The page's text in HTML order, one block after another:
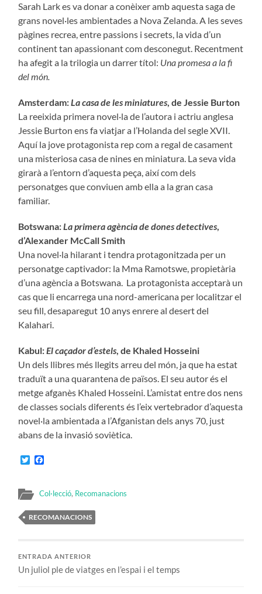
Sarah Lark es va donar a conèixer amb aquesta saga de
grans novel·les ambientades a Nova Zelanda. A les seves
pàgines recrea, entre passions i secrets, la vida d’un
continent tan apassionant com desconegut. Recentment
ha afegit a la trilogia un darrer títol: Una promesa a la fi
del món.
Amsterdam:La casa de les miniatures, de Jessie Burton
La reeixida primera novel·la de l’autora i actriu anglesa
Jessie Burton ens fa viatjar a l’Holanda del segle XVII.
Aquí la jove protagonista rep com a regal de casament
una misteriosa casa de nines en miniatura. La seva vida
girarà a l’entorn d’aquesta peça, així com dels
personatges que conviuen amb ella a la gran casa
familiar.
Botswana:La primera agència de dones detectives,
d’Alexander McCall Smith
Una novel·la hilarant i tendra protagonitzada per un
personatge captivador: la Mma Ramotswe, propietària
d’una agència a Botswana. La protagonista acceptarà un
cas que li encarrega una nord-americana per localitzar el
seu fill, desaparegut 10 anys enrere al desert del
Kalahari.
Kabul:El caçador d’estels, de Khaled Hosseini
Un dels llibres més llegits arreu del món, ja que ha estat
traduït a una quarantena de països. El seu autor és el
metge afganès Khaled Hosseini. L’amistat entre dos nens
de classes socials diferents és l’eix vertebrador d’aquesta
novel·la ambientada a l’Afganistan dels anys 70, just
abans de la invasió soviètica.
Twitter
Col·lecció, Recomanacions
RECOMANACIONS
ENTRADA ANTERIOR
Un juliol ple de viatges en l’espai i el temps